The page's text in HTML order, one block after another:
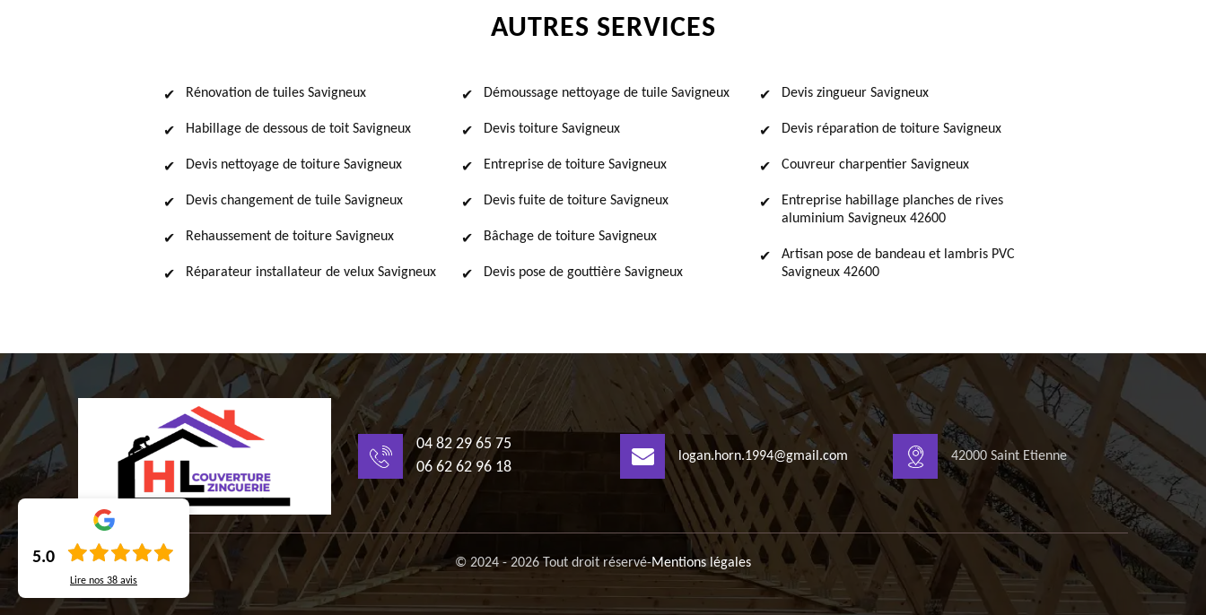
AUTRES SERVICES
Rénovation de tuiles Savigneux
Habillage de dessous de toit Savigneux
Devis nettoyage de toiture Savigneux
Devis changement de tuile Savigneux
Rehaussement de toiture Savigneux
Réparateur installateur de velux Savigneux
Démoussage nettoyage de tuile Savigneux
Devis toiture Savigneux
Entreprise de toiture Savigneux
Devis fuite de toiture Savigneux
Bâchage de toiture Savigneux
Devis pose de gouttière Savigneux
Devis zingueur Savigneux
Devis réparation de toiture Savigneux
Couvreur charpentier Savigneux
Entreprise habillage planches de rives
aluminium Savigneux 42600
Artisan pose de bandeau et lambris PVC
Savigneux 42600
04 82 29 65 75
06 62 62 96 18
logan.horn.1994@gmail.com 42000 Saint Etienne
© 2024 - 2026 Tout droit réservé-Mentions légales
5.0
Lire nos 38 avis